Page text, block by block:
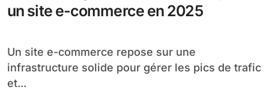
un site e-commerce en 2025
Un site e-commerce repose sur une
infrastructure solide pour gérer les pics de trafic
et...